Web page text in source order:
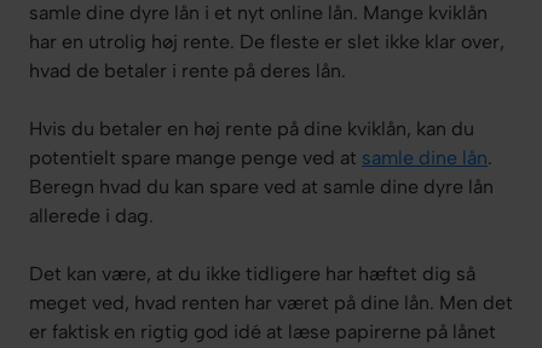
samle dine dyre lån i et nyt online lån. Mange kviklån
har en utrolig høj rente. De fleste er slet ikke klar over,
hvad de betaler i rente på deres lån.
Hvis du betaler en høj rente på dine kviklån, kan du
potentielt spare mange penge ved at samle dine lån.
Beregn hvad du kan spare ved at samle dine dyre lån
allerede i dag.
Det kan være, at du ikke tidligere har hæftet dig så
meget ved, hvad renten har været på dine lån. Men det
er faktisk en rigtig god idé at læse papirerne på lånet